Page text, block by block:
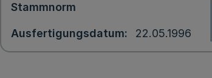
Stammnorm
Ausfertigungsdatum 22.05.1996